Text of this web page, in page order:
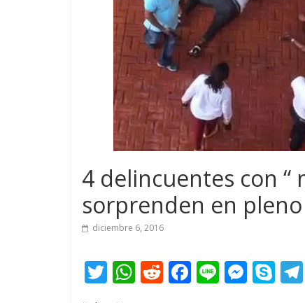
4 delincuentes con “
sorprenden en
diciembre 6, 2016
T W R F Li M S